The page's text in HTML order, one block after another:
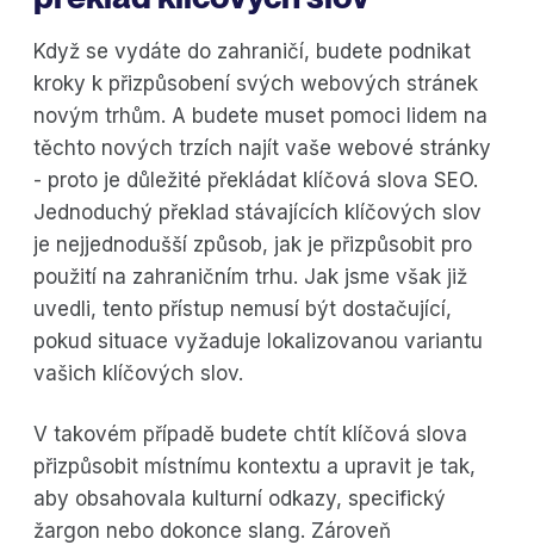
Když se vydáte do zahraničí, budete podnikat
kroky k přizpůsobení svých webových stránek
novým trhům. A budete muset pomoci lidem na
těchto nových trzích najít vaše webové stránky
- proto je důležité překládat klíčová slova SEO.
Jednoduchý překlad stávajících klíčových slov
je nejjednodušší způsob, jak je přizpůsobit pro
použití na zahraničním trhu. Jak jsme však již
uvedli, tento přístup nemusí být dostačující,
pokud situace vyžaduje lokalizovanou variantu
vašich klíčových slov.
V takovém případě budete chtít klíčová slova
přizpůsobit místnímu kontextu a upravit je tak,
aby obsahovala kulturní odkazy, specifický
žargon nebo dokonce slang. Zároveň